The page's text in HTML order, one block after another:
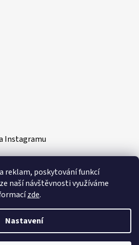
reklam, poskytování funkcí
naší návštěvnosti využíváme
zde.
Nastavení
Instagramu